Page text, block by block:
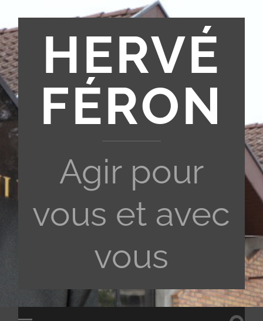
HERVÉ
FÉRON
Agir pour
vous et avec
vous